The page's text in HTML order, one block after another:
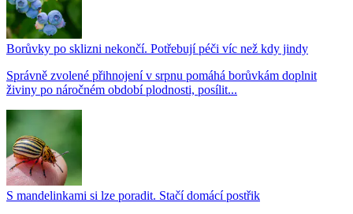
Borůvky po sklizni nekončí. Potřebují péči víc než kdy jindy
Správně zvolené přihnojení v srpnu pomáhá borůvkám doplnit
živiny po náročném období plodnosti, posílit...
S mandelinkami si lze poradit. Stačí domácí postřik